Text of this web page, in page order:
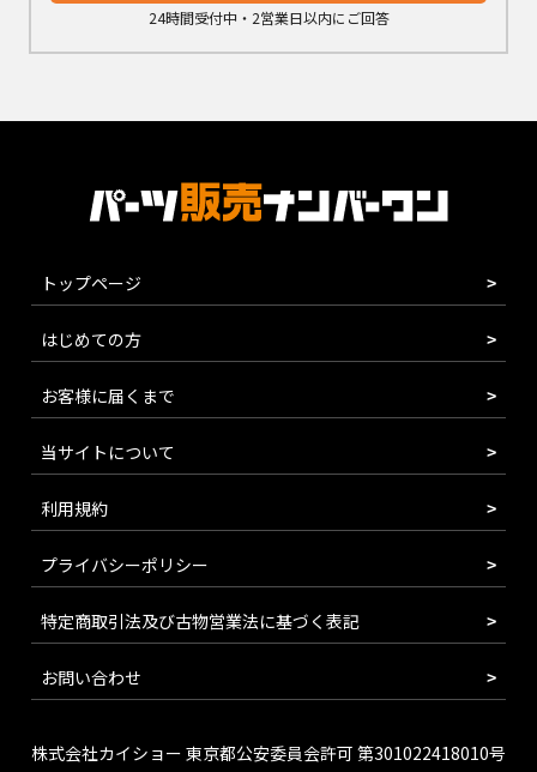
24時間受付中・2営業日以内にご回答
トップページ
はじめての方
お客様に届くまで
当サイトについて
利用規約
プライバシーポリシー
特定商取引法及び古物営業法に基づく表記
お問い合わせ
株式会社カイショー 東京都公安委員会許可 第301022418010号